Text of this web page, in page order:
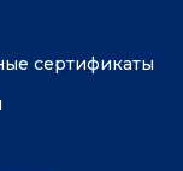
сертификаты